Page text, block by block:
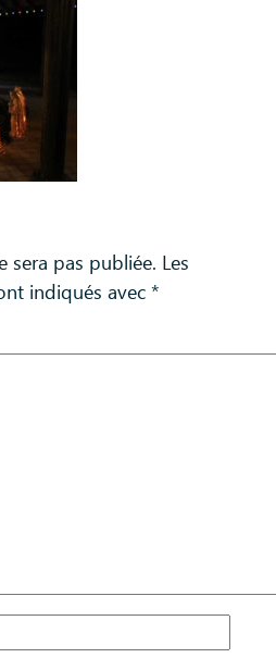
sera pas publiée. Les
indiqués avec *